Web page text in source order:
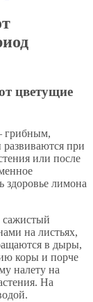
цветущие
грибным,
при
или после
здоровье лимона
сажистый
на листьях,
в дыры,
коры и порче
налету на
На